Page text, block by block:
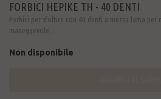
FORBICI HEPIKE TH - 40 DENTI
Forbici per sfoltire con 40 denti a mezza lama per
maneggevole, ...
Non disponibile